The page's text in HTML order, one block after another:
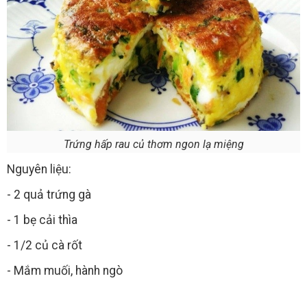
Trứng hấp rau củ thơm ngon lạ miệng
Nguyên liệu:
- 2 quả trứng gà
- 1 bẹ cải thìa
- 1/2 củ cà rốt
- Mắm muối, hành ngò